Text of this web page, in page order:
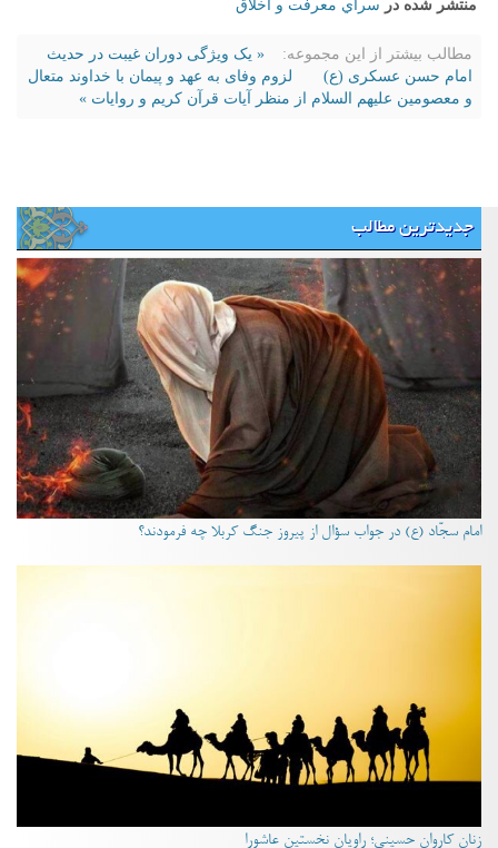
منتشر شده در سراي معرفت و اخلاق
مطالب بیشتر از این مجموعه:
« یک ویژگی دوران غیبت در حدیث
امام حسن عسکری (ع)
لزوم وفای به عهد و پیمان با خداوند متعال
و معصومین علیهم السلام از منظر آیات قرآن کریم و روایات »
جدیدترین مطالب
امام سجّاد (ع) در جواب سؤال از پیروز جنگ کربلا چه فرمودند؟
زنان کاروان حسینی؛ راویان نخستین عاشورا